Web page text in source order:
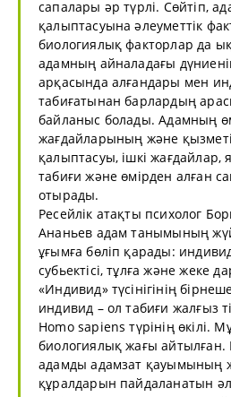
сапалары әр түрлі. Сөйтіп,
қалыптасуына әлеуметтік
биологиялық факторлар да
адамның айналадағы
арқасында алғандары мен
табиғатынан барлардың
байланыс болады. Адамның
жағдайларының және
қалыптасуы, ішкі жағдайлар,
табиғи және өмірден алған
отырады.
Ресейлік атақты психолог
Ананьев адам танымының
ұғымға бөліп қарады:
субьектісі, тұлға және жеке
«Индивид» түсінігінің
индивид – ол табиғи жалғыз
Homo sapiens түрінің өкілі.
биологиялық жағы айтылған.
адамды адамзат қауымының
құралдарын пайдаланатын